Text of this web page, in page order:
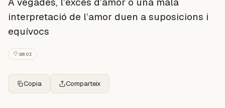
interpretació de l’amor duen a suposicions i
equívocs
amor
Copia Comparteix